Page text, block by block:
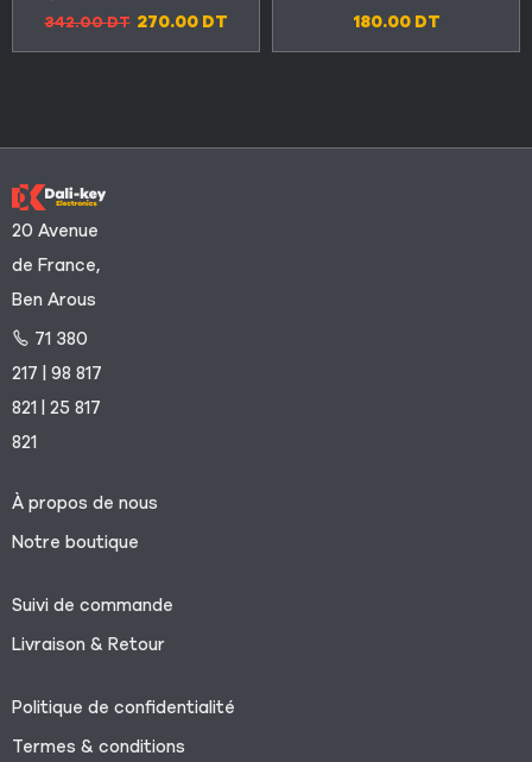
342.00DT 270.00 DT
180.00 DT
20 Avenue
de France,
Ben Arous
71 380
217 | 98 817
821 | 25 817
821
À propos de nous
Notre boutique
Suivi de commande
Livraison & Retour
Politique de confidentialité
Termes & conditions